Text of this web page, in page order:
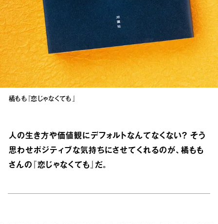
橘もも『恋じゃなくても』
人の生き方や価値観にデフォルトなんてなくない？ そう
思わせポジティブな気持ちにさせてくれるのが、橘もも
さんの『恋じゃなくても』だ。